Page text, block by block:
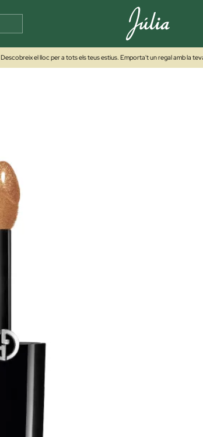
Descobreix el lloc per a tots els teus estius. Emporta't un regal amb la